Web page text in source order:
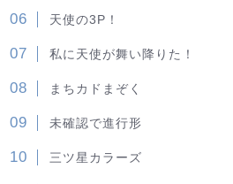
天使の3P！
私に天使が舞い降りた！
まちカドまぞく
未確認で進行形
三ツ星カラーズ